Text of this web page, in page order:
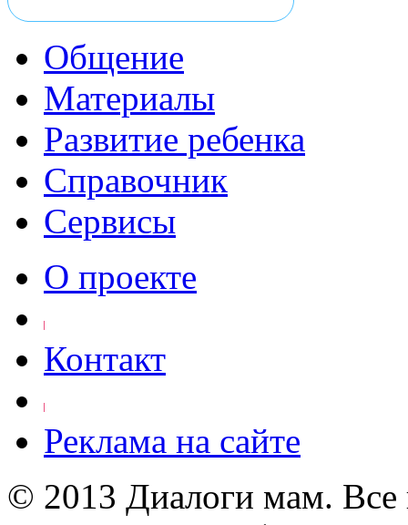
Общение
Материалы
Развитие ребенка
Справочник
Сервисы
О проекте
Контакт
Реклама на сайте
© 2013 Диалоги мам.